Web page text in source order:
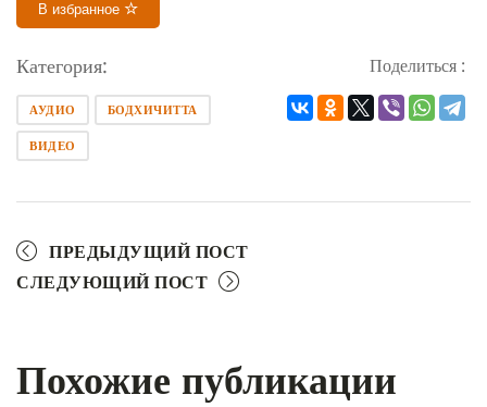
В избранное
Категория:
АУДИО БОДХИЧИТТА
ВИДЕО
Поделиться :
ПРЕДЫДУЩИЙ ПОСТ
СЛЕДУЮЩИЙ ПОСТ
Похожие публикации